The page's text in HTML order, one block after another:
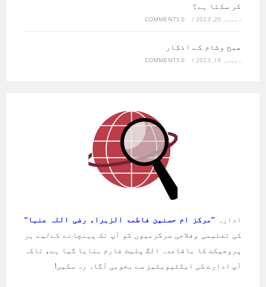
کر سکتا ہے؟
دسمبر 20, 2023 /
0 COMMENTS
صبح وشام کے اذکار
دسمبر 19, 2023 /
0 COMMENTS
ادارہ’’مرکز ام حسنین فاطمۃ الزہراء رضی اللہ عنہا‘‘
کی تعلیمی وفلاحی سرگرمیوں کو آپ تک پہنچانے کےلیے ہر
پروجیکٹ کا باقاعدہ الگ پلیٹ فارم بنایا گیا ہے، تاکہ
آپ ادارے کی ایکٹیویٹیز سے بخوبی آگاہ رہ سکیں!